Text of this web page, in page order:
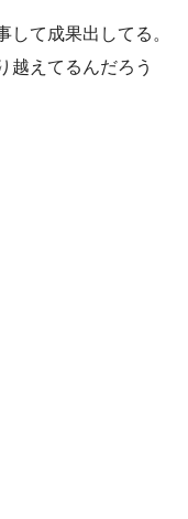
して成果出してる。
越えてるんだろう